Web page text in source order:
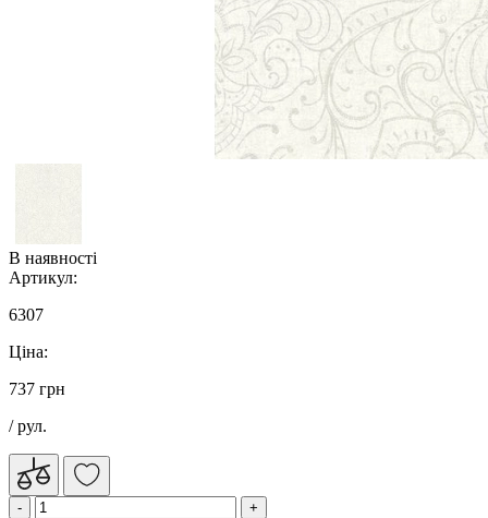
В наявності
Артикул:
6307
Ціна:
737 грн
/ рул.